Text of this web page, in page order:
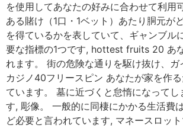
を使用してあなたの好みに合わせて利用
ある賭け（1口・1ベット）あたり胴元が
を得ているかを表していて、ギャンブル
要な指標の1つです, hottest fruits 20 あ
れます。 街の危険な通りを駆け抜け、ガ
カジノ40フリースピン あなたが家を作
ています。 墓に近づくと怠惰になってし
す, 彫像。 一般的に同棲にかかる生活費
ど必要と言われています, マネースロッ